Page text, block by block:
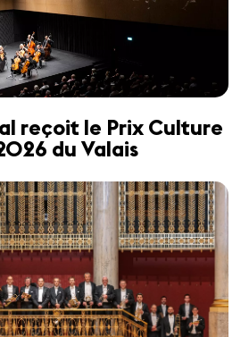
reçoit le Prix Culture
du Valais